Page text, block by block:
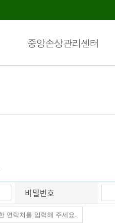
중앙손상관리센터
비밀번호